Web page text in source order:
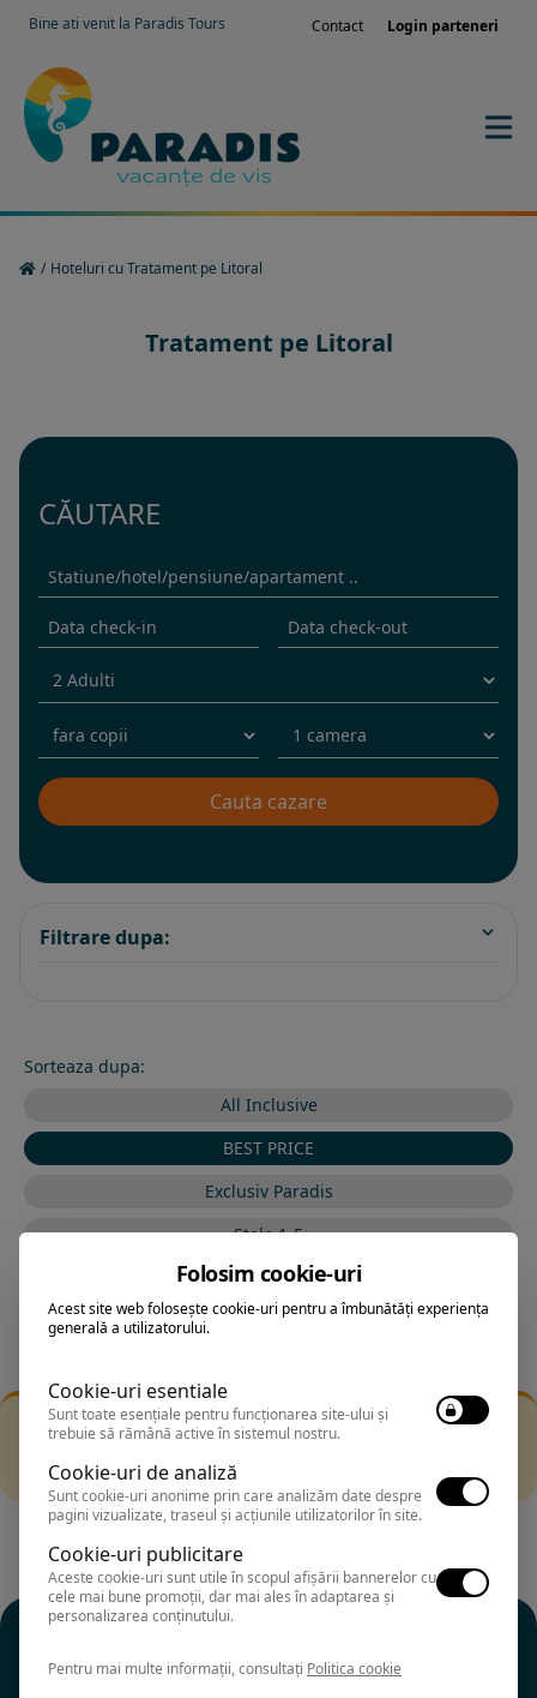
Bine ati venit la Paradis Tours Contact Login parteneri
/ Hoteluri cu Tratament pe Litoral
Tratament pe Litoral
CĂUTARE
Filtrare dupa:
Sorteaza dupa:
All Inclusive
BEST PRICE
Exclusiv Paradis
Stele 1-5
Stele 5-1
Filtrarea nu a returnat niciun rezultat
alte fitre.
Folosim cookie-uri
Acest site web folosește cookie-uri pentru a îmbunătăți experiența
generală a utilizatorului.
Cookie-uri esentiale
Sunt toate esențiale pentru funcționarea site-ului și
trebuie să rămână active în sistemul nostru.
Cookie-uri de analiză
Sunt cookie-uri anonime prin care analizăm date despre
pagini vizualizate, traseul și acțiunile utilizatorilor în site.
Cookie-uri publicitare
Aceste cookie-uri sunt utile în scopul afișării bannerelor cu
cele mai bune promoții, dar mai ales în adaptarea și
personalizarea conținutului.
Pentru mai multe informații, consultați Politica cookie